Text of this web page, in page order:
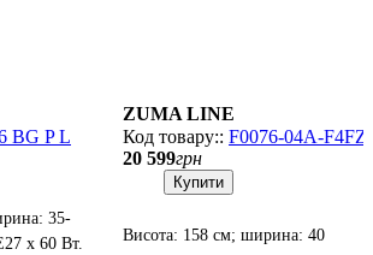
BG P L
35-
х 60 Вт.
ZUMA LINE
F0076-04A-F4FZ
20 599грн
Купити
Висота: 158 см; ширина: 40